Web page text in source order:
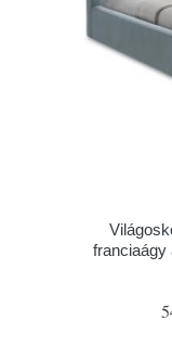
franciaágy